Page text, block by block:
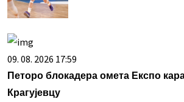
09. 08. 2026 17:59
Петоро блокадера омета Експо
Крагујевцу